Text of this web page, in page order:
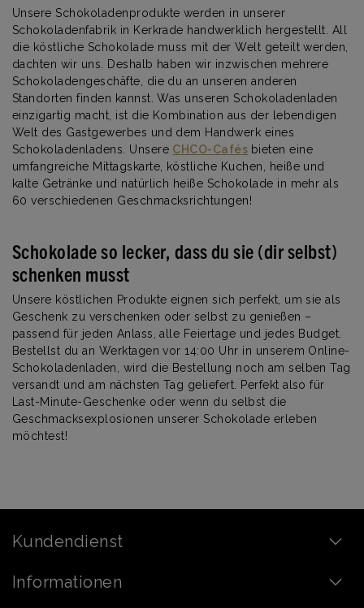
Unsere Schokoladenprodukte werden in unserer
Schokoladenfabrik in Kerkrade handwerklich hergestellt. All
die köstliche Schokolade muss mit der Welt geteilt werden,
dachten wir uns. Deshalb haben wir inzwischen mehrere
Schokoladengeschäfte, die du an unseren anderen
Standorten finden kannst. Was unseren Schokoladenladen
einzigartig macht, ist die Kombination aus der lebendigen
Welt des Gastgewerbes und dem Handwerk eines
Schokoladenladens. Unsere CHCO-Cafés bieten eine
umfangreiche Mittagskarte, köstliche Kuchen, heiße und
kalte Getränke und natürlich heiße Schokolade in mehr als
60 verschiedenen Geschmacksrichtungen!
Schokolade so lecker, dass du sie (dir selbst)
schenken musst
Unsere köstlichen Produkte eignen sich perfekt, um sie als
Geschenk zu verschenken oder selbst zu genießen –
passend für jeden Anlass, alle Feiertage und jedes Budget.
Bestellst du an Werktagen vor 14:00 Uhr in unserem Online-
Schokoladenladen, wird die Bestellung noch am selben Tag
versandt und am nächsten Tag geliefert. Perfekt also für
Last-Minute-Geschenke oder wenn du selbst die
Geschmacksexplosionen unserer Schokolade erleben
möchtest!
Kundendienst
Informationen